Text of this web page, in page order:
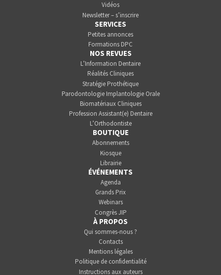
Vidéos
Newsletter – s’inscrire
SERVICES
Petites annonces
Formations DPC
NOS REVUES
L’Information Dentaire
Réalités Cliniques
Stratégie Prothétique
Parodontologie Implantologie Orale
Biomatériaux Cliniques
Profession Assistant(e) Dentaire
L’Orthodontiste
BOUTIQUE
Abonnements
Kiosque
Librairie
ÉVÉNEMENTS
Agenda
Grands Prix
Webinars
Congrès JIP
À PROPOS
Qui sommes-nous ?
Contacts
Mentions légales
Politique de confidentialité
Instructions aux auteurs